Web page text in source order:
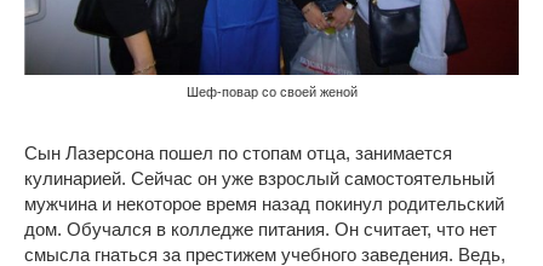
Шеф-повар со своей женой
Сын Лазерсона пошел по стопам отца, занимается
кулинарией. Сейчас он уже взрослый самостоятельный
мужчина и некоторое время назад покинул родительский
дом. Обучался в колледже питания. Он считает, что нет
смысла гнаться за престижем учебного заведения. Ведь,